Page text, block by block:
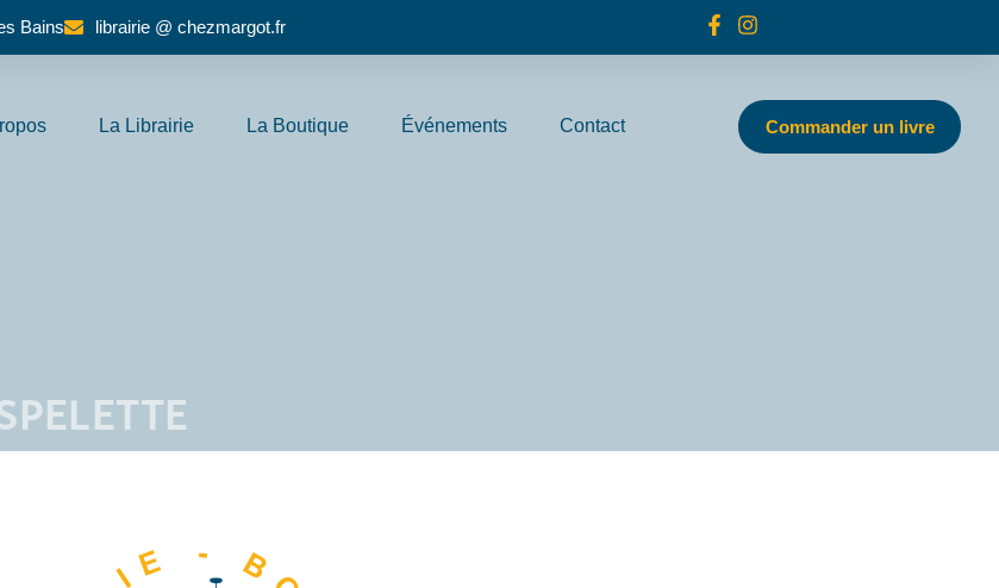
Bains librairie @ chezmargot.fr
La Librairie La Boutique Événements Contact Commander un livre